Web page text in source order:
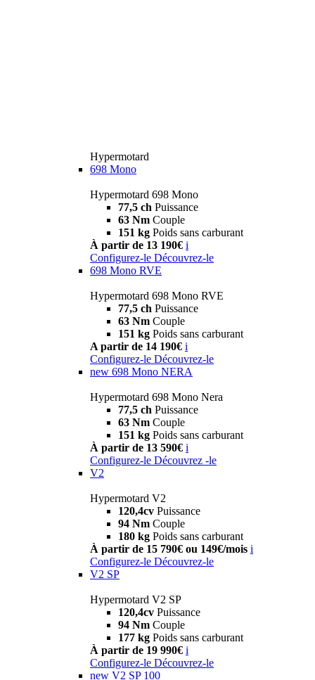
Hypermotard
698 Mono
Hypermotard 698 Mono
77,5 ch Puissance
63 Nm Couple
151 kg Poids sans carburant
À partir de 13 190€ i
Configurez-le Découvrez-le
698 Mono RVE
Hypermotard 698 Mono RVE
77,5 ch Puissance
63 Nm Couple
151 kg Poids sans carburant
A partir de 14 190€ i
Configurez-le Découvrez-le
new 698 Mono NERA
Hypermotard 698 Mono Nera
77,5 ch Puissance
63 Nm Couple
151 kg Poids sans carburant
À partir de 13 590€ i
Configurez-le Découvrez -le
V2
Hypermotard V2
120,4cv Puissance
94 Nm Couple
180 kg Poids sans carburant
À partir de 15 790€ ou 149€/mois i
Configurez-le Découvrez-le
V2 SP
Hypermotard V2 SP
120,4cv Puissance
94 Nm Couple
177 kg Poids sans carburant
À partir de 19 990€ i
Configurez-le Découvrez-le
new V2 SP 100